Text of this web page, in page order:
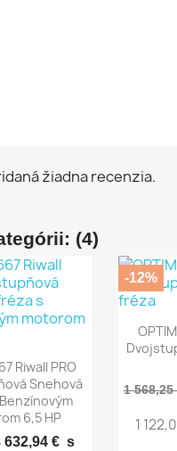
žiadna recenzia.
(4)
náhľad
Riwall PRO
Snehová
6,5 HP
632,94 € s

1 568,25
1
-12%